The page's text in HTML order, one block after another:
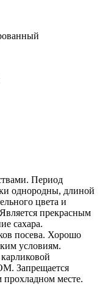
Период
однородны, длиной
цвета и
прекрасным
сахара.
посева. Хорошо
условиям.
Запрещается
прохладном месте.